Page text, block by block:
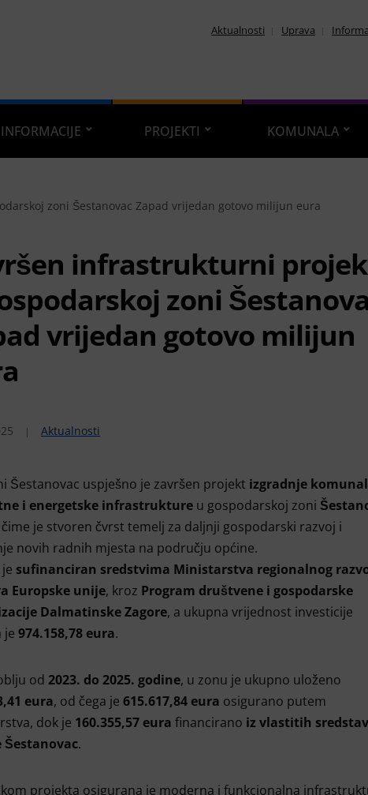
Aktualnosti Uprava
INFORMACIJE PROJEKTI KOMUNALA
zoni Šestanovac Zapad vrijedan gotovo milijun eura
infrastrukturni
zoni
vrijedan gotovo milijun
Aktualnosti
Šestanovac uspješno je završen projekt izgradnje
i energetske infrastrukture u gospodarskoj zoni
čime je stvoren čvrst temelj za daljnji gospodarski razvoj i
novih radnih mjesta na području općine.
sufinanciran sredstvima Ministarstva regionalnog
Europske unije, kroz Program društvene i gospodarske
Dalmatinske Zagore, a ukupna vrijednost investicije
je 974.158,78 eura.
od 2023. do 2025. godine, u zonu je ukupno uloženo
eura, od čega je 615.617,84 eura osigurano putem
dok je 160.355,57 eura financirano iz vlastitih
Šestanovac.
projekta osigurana je moderna i funkcionalna